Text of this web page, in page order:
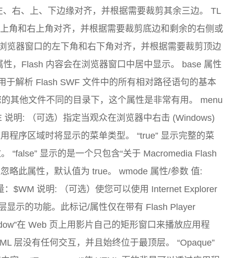
右、上、下边缘对齐，并根据需要裁剪其余三边。 TL
角和右上角对齐，并根据需要裁剪底边和剩余的右侧或
览器窗口的左下角和右下角对齐，并根据需要裁剪顶边
，Flash 内容会在浏览器窗口中居中显示。 base 属性
于解析 Flash SWF 文件中的所有相对路径语句的基本
其他文件不同的目录下，这个属性是非常有用。 menu
明: （可选）指定当观众在浏览器中右击 (Windows)
程序区域时将显示的菜单类型。 “true” 显示完整的菜
“false” 显示的是一个只包含“关于 Macromedia Flash
略此属性，默认值为 true。 wmode 属性/参数 值:
$WM 说明: （可选）使您可以使用 Internet Explorer
显示的功能。此标记/属性仅在带有 Flash Player
在 Web 页上用影片自己的矩形窗口来播放应用程
层没有任何交互，并且始终位于最顶层。 “Opaque”